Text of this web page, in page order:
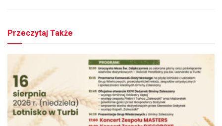
Przeczytaj Także